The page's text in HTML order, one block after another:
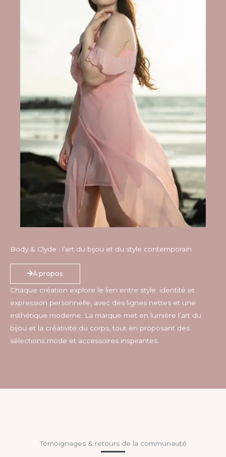
Body & Clyde : l’art du bijou et du style contemporain
À propos
Chaque création explore le lien entre style, identité et
expression personnelle, avec des lignes nettes et une
esthétique moderne. La marque met en lumière l’art du
bijou et la créativité du corps, tout en proposant des
sélections mode et accessoires inspirantes.
Témoignages & retours de la communauté